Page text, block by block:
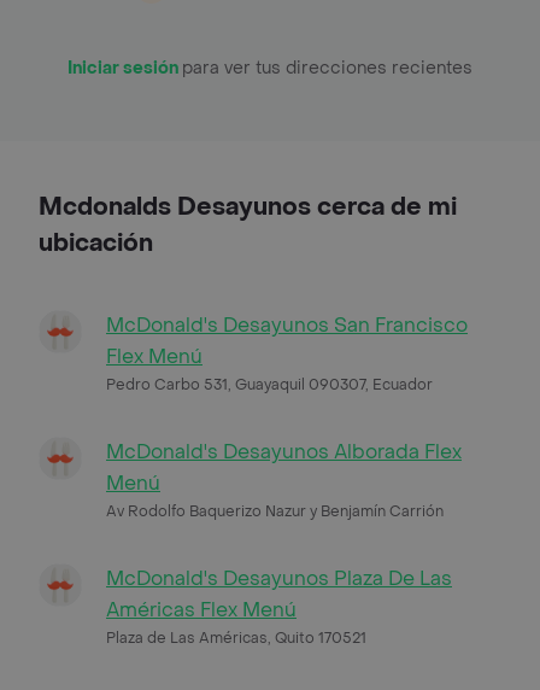
Iniciar sesión para ver tus direcciones recientes
Mcdonalds Desayunos cerca de mi
ubicación
McDonald's Desayunos San Francisco
Flex Menú
Pedro Carbo 531, Guayaquil 090307, Ecuador
McDonald's Desayunos Alborada Flex
Menú
Av Rodolfo Baquerizo Nazur y Benjamín Carrión
McDonald's Desayunos Plaza De Las
Américas Flex Menú
Plaza de Las Américas, Quito 170521